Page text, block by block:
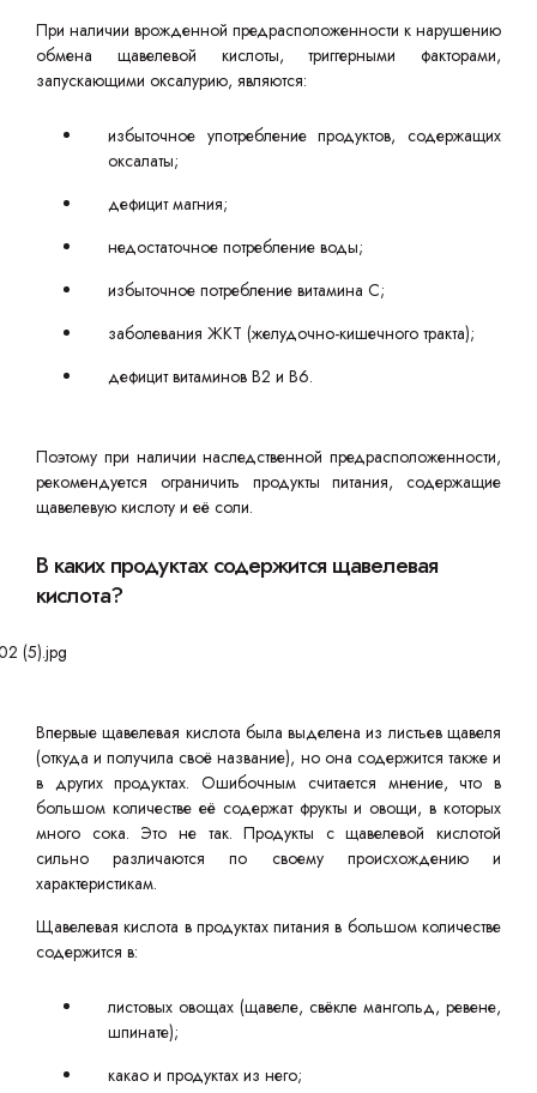
При наличии врожденной предрасположенности к нарушению
обмена щавелевой кислоты, триггерными факторами,
запускающими оксалурию, являются:
избыточное употребление продуктов, содержащих
оксалаты;
дефицит магния;
недостаточное потребление воды;
избыточное потребление витамина С;
заболевания ЖКТ (желудочно-кишечного тракта);
дефицит витаминов В2 и В6.
Поэтому при наличии наследственной предрасположенности,
рекомендуется ограничить продукты питания, содержащие
щавелевую кислоту и её соли.
В каких продуктах содержится щавелевая
кислота?
Впервые щавелевая кислота была выделена из листьев щавеля
(откуда и получила своё название), но она содержится также и
в других продуктах. Ошибочным считается мнение, что в
большом количестве её содержат фрукты и овощи, в которых
много сока. Это не так. Продукты с щавелевой кислотой
сильно различаются по своему происхождению и
характеристикам.
Щавелевая кислота в продуктах питания в большом количестве
содержится в:
листовых овощах (щавеле, свёкле мангольд, ревене,
шпинате);
какао и продуктах из него;